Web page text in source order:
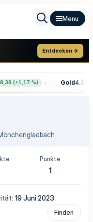
Entdecken →
(+1,17 %) Gold
Punkte
1
19 Juni 2023
Finden